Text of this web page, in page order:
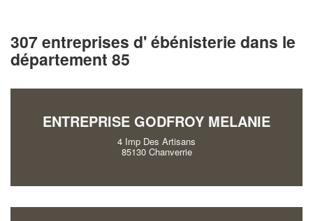
307 entreprises d' ébénisterie dans le
département 85
ENTREPRISE GODFROY MELANIE
4 Imp Des Artisans
85130 Chanverrie